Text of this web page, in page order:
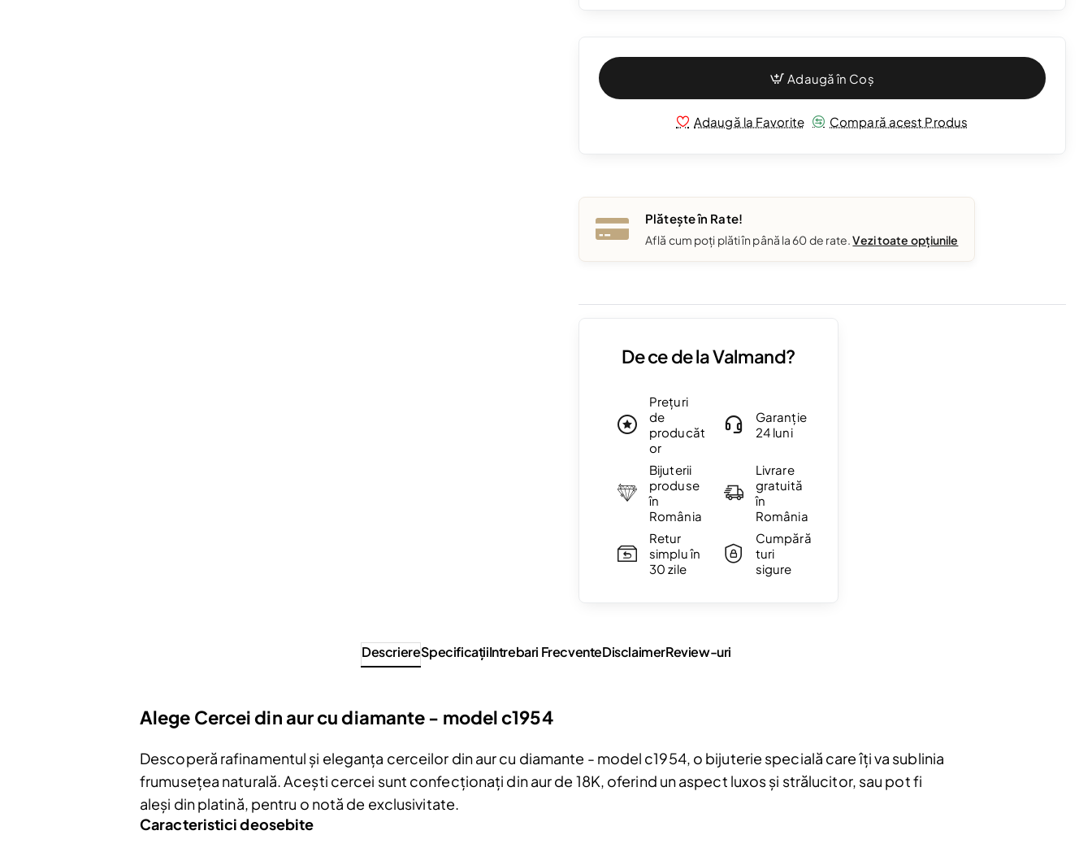
Adaugă în Coș
Adaugă la Favorite Compară acest Produs
Plătește în Rate!
Află cum poți plăti în până la 60 de rate.Vezi toate opțiunile
De ce de la Valmand?
Prețuri
de
producăt
or
Garanție
24 luni
Bijuterii
produse
în
România
Livrare
gratuită
în
România
Retur
simplu în
30 zile
Cumpără
turi
sigure
DescriereSpecificaţiiIntrebari FrecventeDisclaimerReview-uri
Alege Cercei din aur cu diamante - model c1954
Descoperă rafinamentul și eleganța cerceilor din aur cu diamante - model c1954, o bijuterie specială care îți va sublinia
frumusețea naturală. Acești cercei sunt confecționați din aur de 18K, oferind un aspect luxos și strălucitor, sau pot fi
aleși din platină, pentru o notă de exclusivitate.
Caracteristici deosebite